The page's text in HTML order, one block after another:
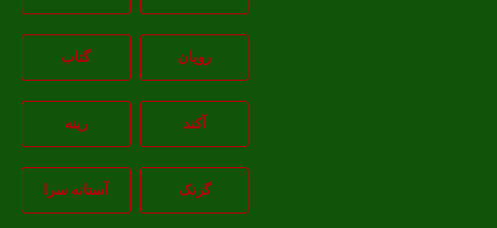
رویان گتاب
رینه
گزنک آستانه سرا